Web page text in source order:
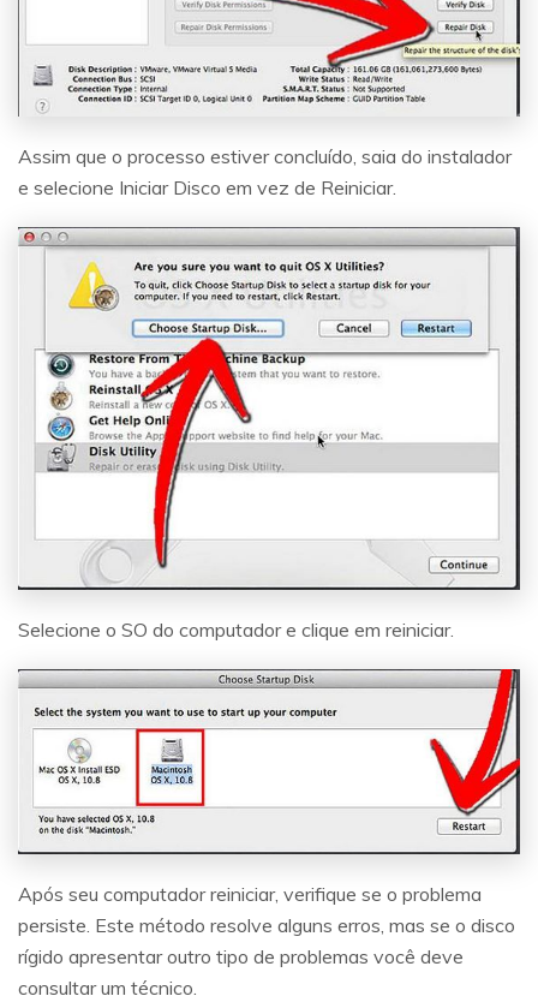
Assim que o processo estiver concluído, saia do instalador
e selecione Iniciar Disco em vez de Reiniciar.
Selecione o SO do computador e clique em reiniciar.
Após seu computador reiniciar, verifique se o problema
persiste. Este método resolve alguns erros, mas se o disco
rígido apresentar outro tipo de problemas você deve
consultar um técnico.